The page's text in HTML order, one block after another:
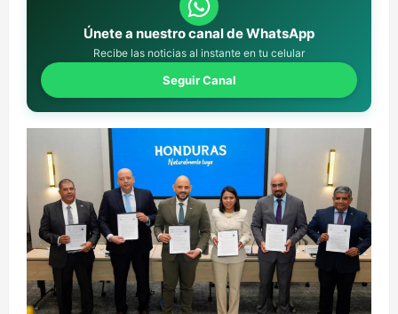
Únete a nuestro canal de WhatsApp
Recibe las noticias al instante en tu celular
Seguir Canal